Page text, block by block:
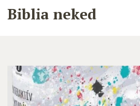
Biblia neked